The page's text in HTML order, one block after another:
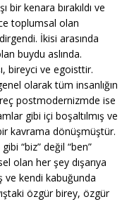
bir kenara bırakıldı ve
toplumsal olan
İkisi arasında
buydu aslında.
bireyci ve egoisttir.
olarak tüm insanlığın
postmodernizmde ise
gibi içi boşaltılmış ve
kavrama dönüşmüştür.
“biz” değil “ben”
olan her şey dışarıya
ve kendi kabuğunda
özgür birey, özgür